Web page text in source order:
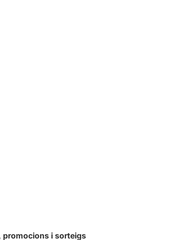
promocions i sorteigs